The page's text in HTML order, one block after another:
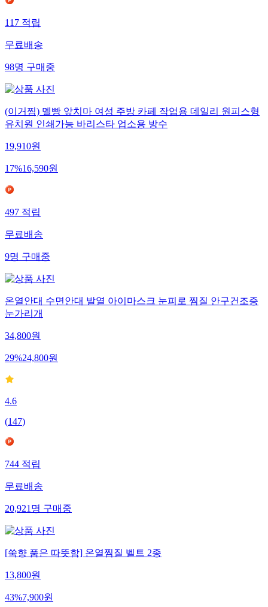
117적립
무료배송
98명구매중
(이거찜) 멜빵 앞치마 여성 주방 카페 작업용 데일리 원피스형
유치원 인쇄가능 바리스타 업소용 방수
19,910원
17%16,590원
497적립
무료배송
9명구매중
온열안대 수면안대 발열 아이마스크 눈피로 찜질 안구건조증
눈가리개
34,800원
29%24,800원
4.6
(147)
744적립
무료배송
20,921명구매중
[쑥향 품은 따뜻함] 온열찜질 벨트 2종
13,800원
43%7,900원